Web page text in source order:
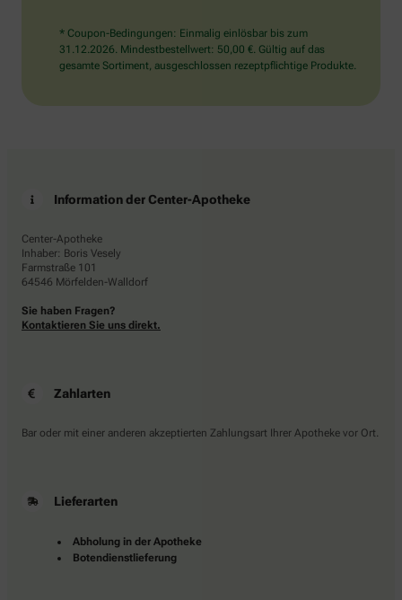
* Coupon-Bedingungen: Einmalig einlösbar bis zum
31.12.2026. Mindestbestellwert: 50,00 €. Gültig auf das
gesamte Sortiment, ausgeschlossen rezeptpflichtige Produkte.
Information der Center-Apotheke
Center-Apotheke
Inhaber: Boris Vesely
Farmstraße 101
64546 Mörfelden-Walldorf
Sie haben Fragen?
Kontaktieren Sie uns direkt.
Zahlarten
Bar oder mit einer anderen akzeptierten Zahlungsart Ihrer Apotheke vor Ort.
Lieferarten
Abholung in der Apotheke
Botendienstlieferung